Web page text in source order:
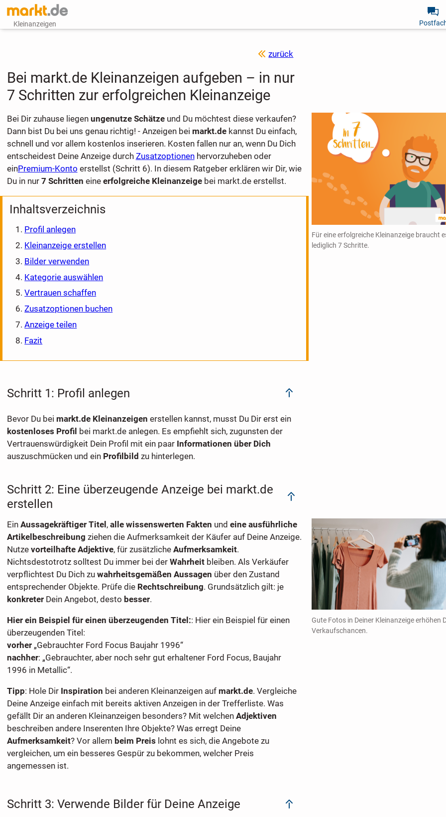
Kleinanzeigen
zurück
Bei markt.de Kleinanzeigen aufgeben – in nur
7 Schritten zur erfolgreichen Kleinanzeige
Für eine erfolgreiche Kleinanzeige braucht
lediglich 7 Schritte.
Bei Dir zuhause liegen ungenutze Schätzeund Du möchtest diese verkaufen?
Dann bist Du bei uns genau richtig! - Anzeigen bei markt.de kannst Du einfach,
schnell und vor allem kostenlos inserieren. Kosten fallen nur an, wenn Du Dich
entscheidest Deine Anzeige durch Zusatzoptionenhervorzuheben oder
einPremium-Konto erstellst (Schritt 6). In diesem Ratgeber erklären wir Dir, wie
Du in nur 7 Schritten eine erfolgreiche Kleinanzeigebei markt.de erstellst.
Inhaltsverzeichnis
Profil anlegen
Kleinanzeige erstellen
Bilder verwenden
Kategorie auswählen
Vertrauen schaffen
Zusatzoptionen buchen
Anzeige teilen
Fazit
Schritt 1: Profil anlegen
Bevor Du bei markt.de Kleinanzeigen erstellen kannst, musst Du Dir erst ein
kostenloses Profil bei markt.de anlegen. Es empfiehlt sich, zugunsten der
Vertrauenswürdigkeit Dein Profil mit ein paar Informationen über Dich
auszuschmücken und ein Profilbild zu hinterlegen.
Schritt 2: Eine überzeugende Anzeige bei markt.de
erstellen
Gute Fotos in Deiner Kleinanzeige erhöhen
Verkaufschancen.
Ein Aussagekräftiger Titel, alle wissenswerten Fakten und eine ausführliche
Artikelbeschreibung ziehen die Aufmerksamkeit der Käufer auf Deine Anzeige.
Nutze vorteilhafte Adjektive, für zusätzliche Aufmerksamkeit.
Nichtsdestotrotz solltest Du immer bei der Wahrheitbleiben. Als Verkäufer
verpflichtest Du Dich zu wahrheitsgemäßen Aussagen über den Zustand
entsprechender Objekte. Prüfe die Rechtschreibung. Grundsätzlich gilt: je
konkreterDein Angebot, desto besser.
Hier ein Beispiel für einen überzeugenden Titel:: Hier ein Beispiel für einen
überzeugenden Titel:
vorher„Gebrauchter Ford Focus Baujahr 1996“
nachher: „Gebrauchter, aber noch sehr gut erhaltener Ford Focus, Baujahr
1996 in Metallic“.
Tipp: Hole Dir Inspiration bei anderen Kleinanzeigen auf markt.de. Vergleiche
Deine Anzeige einfach mit bereits aktiven Anzeigen in der Trefferliste. Was
gefällt Dir an anderen Kleinanzeigen besonders? Mit welchen Adjektiven
beschreiben andere Inserenten Ihre Objekte? Was erregt Deine
Aufmerksamkeit? Vor allem beim Preis lohnt es sich, die Angebote zu
vergleichen, um ein besseres Gespür zu bekommen, welcher Preis
angemessen ist.
Schritt 3: Verwende Bilder für Deine Anzeige